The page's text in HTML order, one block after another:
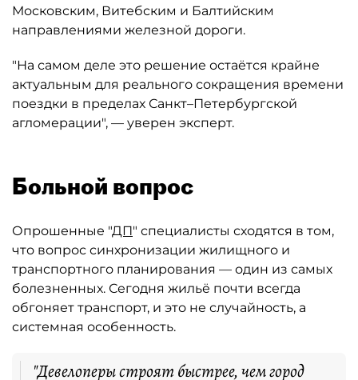
Московским, Витебским и Балтийским
направлениями железной дороги.
"На самом деле это решение остаётся крайне
актуальным для реального сокращения времени
поездки в пределах Санкт–Петербургской
агломерации", — уверен эксперт.
Больной вопрос
Опрошенные "ДП" специалисты сходятся в том,
что вопрос синхронизации жилищного и
транспортного планирования — один из самых
болезненных. Сегодня жильё почти всегда
обгоняет транспорт, и это не случайность, а
системная особенность.
"Девелоперы строят быстрее, чем город